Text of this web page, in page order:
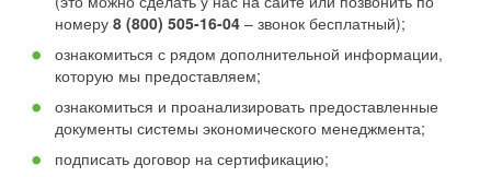
номеру 8 (800) 505-16-04 – звонок бесплатный);
ознакомиться с рядом дополнительной информации,
которую мы предоставляем;
ознакомиться и проанализировать предоставленные
документы системы экономического менеджмента;
подписать договор на сертификацию;